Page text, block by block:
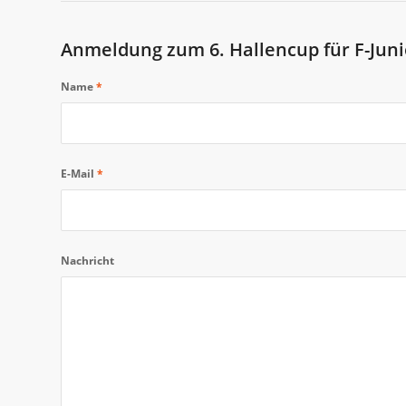
Anmeldung zum 6. Hallencup für F-
Name*
E-Mail *
Nachricht